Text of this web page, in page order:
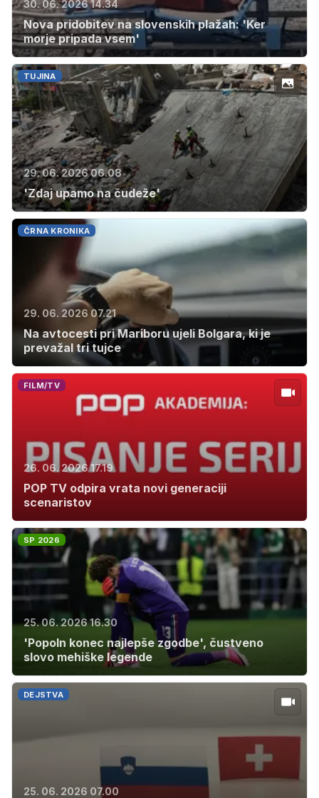
30. 06. 2026 14.34
Nova pridobitev na slovenskih plažah: 'Ker
morje pripada vsem'
TUJINA
29. 06. 2026 06.08
'Zdaj upamo na čudeže'
ČRNA KRONIKA
29. 06. 2026 07.21
Na avtocesti pri Mariboru ujeli Bolgara, ki je
prevažal tri tujce
FILM/TV
26. 06. 2026 17.19
POP TV odpira vrata novi generaciji
scenaristov
SP 2026
25. 06. 2026 16.30
'Popoln konec najlepše zgodbe', čustveno
slovo mehiške legende
DEJSTVA
25. 06. 2026 07.00